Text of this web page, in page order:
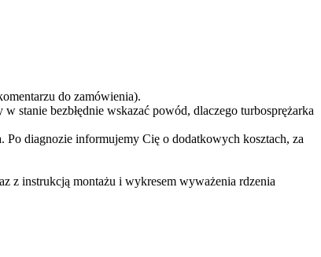
do zamówienia).
stanie bezbłędnie wskazać powód, dlaczego turbosprężarka
Po diagnozie informujemy Cię o dodatkowych kosztach, za
z instrukcją montażu i wykresem wyważenia rdzenia